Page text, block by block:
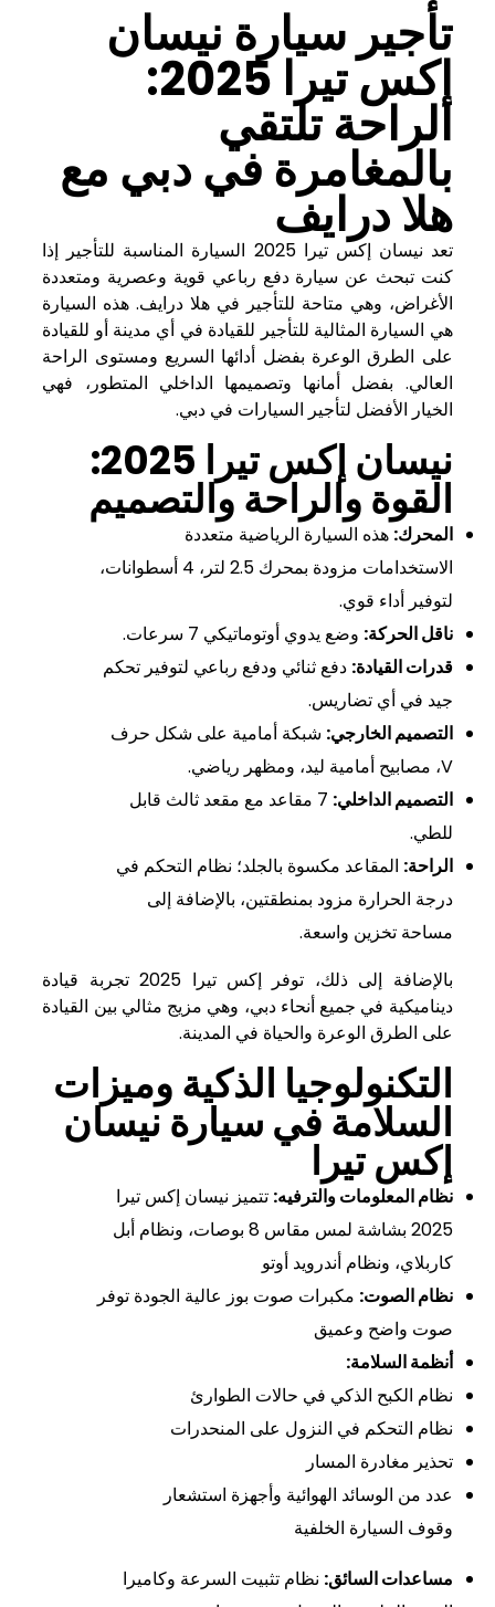
تأجير سيارة نيسان
إكس تيرا 2025:
الراحة تلتقي
بالمغامرة في دبي مع
هلا درايف
تعد نيسان إكس تيرا 2025 السيارة المناسبة للتأجير إذا
كنت تبحث عن سيارة دفع رباعي قوية وعصرية ومتعددة
الأغراض، وهي متاحة للتأجير في هلا درايف. هذه السيارة
هي السيارة المثالية للتأجير للقيادة في أي مدينة أو للقيادة
على الطرق الوعرة بفضل أدائها السريع ومستوى الراحة
العالي. بفضل أمانها وتصميمها الداخلي المتطور، فهي
الخيار الأفضل لتأجير السيارات في دبي.
نيسان إكس تيرا 2025:
القوة والراحة والتصميم
المحرك: هذه السيارة الرياضية متعددة
الاستخدامات مزودة بمحرك 2.5 لتر، 4 أسطوانات،
لتوفير أداء قوي.
ناقل الحركة: وضع يدوي أوتوماتيكي 7 سرعات.
قدرات القيادة: دفع ثنائي ودفع رباعي لتوفير تحكم
جيد في أي تضاريس.
التصميم الخارجي: شبكة أمامية على شكل حرف
V، مصابيح أمامية ليد، ومظهر رياضي.
التصميم الداخلي:
7 مقاعد مع مقعد ثالث قابل
للطي.
الراحة: المقاعد مكسوة بالجلد؛ نظام التحكم في
درجة الحرارة مزود بمنطقتين، بالإضافة إلى
مساحة تخزين واسعة.
بالإضافة إلى ذلك، توفر إكس تيرا 2025 تجربة قيادة
ديناميكية في جميع أنحاء دبي، وهي مزيج مثالي بين القيادة
على الطرق الوعرة والحياة في المدينة.
التكنولوجيا الذكية وميزات
السلامة في سيارة نيسان
إكس تيرا
نظام المعلومات والترفيه: تتميز نيسان إكس تيرا
2025 بشاشة لمس مقاس 8 بوصات، ونظام أبل
كاربلاي، ونظام أندرويد أوتو
نظام الصوت: مكبرات صوت بوز عالية الجودة توفر
صوت واضح وعميق
أنظمة السلامة:
نظام الكبح الذكي في حالات الطوارئ
نظام التحكم في النزول على المنحدرات
تحذير مغادرة المسار
عدد من الوسائد الهوائية وأجهزة استشعار
وقوف السيارة الخلفية
مساعدات السائق: نظام تثبيت السرعة وكاميرا